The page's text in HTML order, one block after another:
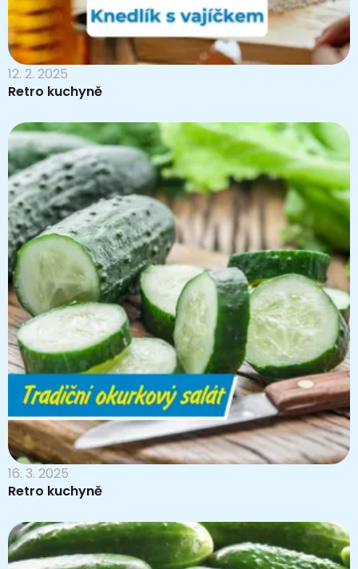
12. 2. 2025
Retro kuchyně
16. 3. 2025
Retro kuchyně